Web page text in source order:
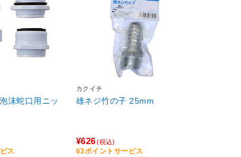
沫蛇口用ニッ
ス
カクイチ
雄ネジ竹の子 25mm
¥626 (税込)
63ポイントサービス